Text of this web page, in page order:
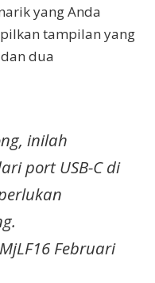
yang Anda
tampilan yang
dua
inilah
port USB-C di
Februari